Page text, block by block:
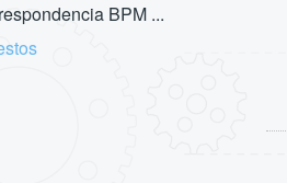
BPM ...